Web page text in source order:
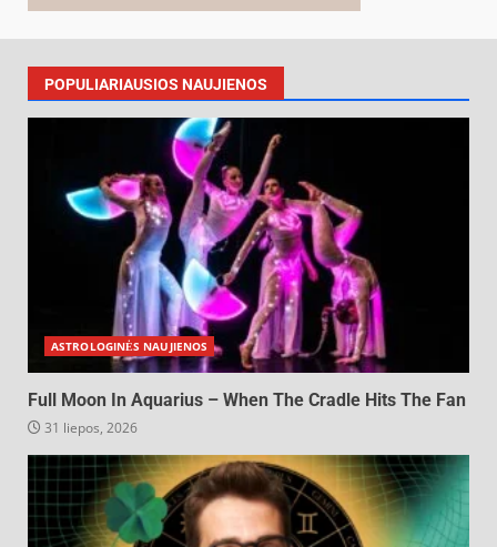
POPULIARIAUSIOS NAUJIENOS
ASTROLOGINĖS NAUJIENOS
Full Moon In Aquarius – When The Cradle Hits The Fan
31 liepos, 2026